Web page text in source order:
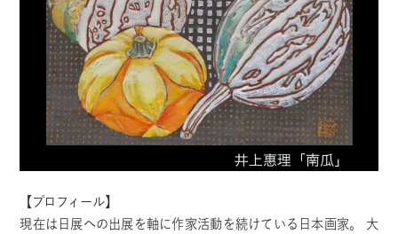
【プロフィール】
現在は日展への出展を軸に作家活動を続けている日本画家。 大